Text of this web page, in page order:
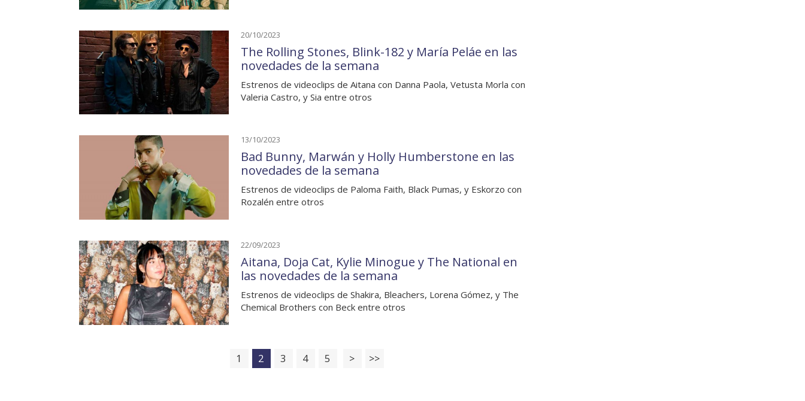
20/10/2023
The Rolling Stones, Blink-182 y María Peláe en las
novedades de la semana
Estrenos de videoclips de Aitana con Danna Paola, Vetusta Morla con
Valeria Castro, y Sia entre otros
13/10/2023
Bad Bunny, Marwán y Holly Humberstone en las
novedades de la semana
Estrenos de videoclips de Paloma Faith, Black Pumas, y Eskorzo con
Rozalén entre otros
22/09/2023
Aitana, Doja Cat, Kylie Minogue y The National en
las novedades de la semana
Estrenos de videoclips de Shakira, Bleachers, Lorena Gómez, y The
Chemical Brothers con Beck entre otros
1 2 3 4 5 > >>